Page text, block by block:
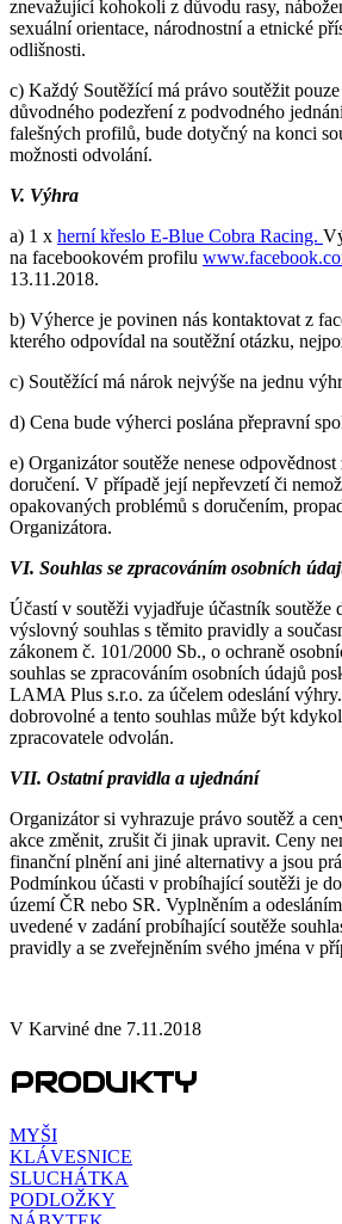
znevažující kohokoli z důvodu rasy,
sexuální orientace, národnostní a etnické
odlišnosti.
c) Každý Soutěžící má právo soutěžit
důvodného podezření z podvodného
falešných profilů, bude dotyčný na konci
možnosti odvolání.
V. Výhra
a) 1 x herní křeslo E-Blue Cobra Racing.
na facebookovém profilu
13.11.2018.
b) Výherce je povinen nás kontaktovat z
kterého odpovídal na soutěžní otázku,
c) Soutěžící má nárok nejvýše na jednu
d) Cena bude výherci poslána přepravní
e) Organizátor soutěže nenese
doručení. V případě její nepřevzetí či
opakovaných problémů s doručením,
Organizátora.
VI. Souhlas se zpracováním osobních
Účastí v soutěži vyjadřuje účastník soutěže
výslovný souhlas s těmito pravidly a
zákonem č. 101/2000 Sb., o ochraně
souhlas se zpracováním osobních údajů
LAMA Plus s.r.o. za účelem odeslání
dobrovolné a tento souhlas může být
zpracovatele odvolán.
VII. Ostatní pravidla a ujednání
Organizátor si vyhrazuje právo soutěž a
akce změnit, zrušit či jinak upravit. Ceny
finanční plnění ani jiné alternativy a jsou
Podmínkou účasti v probíhající soutěži je
území ČR nebo SR. Vyplněním a
uvedené v zadání probíhající soutěže
pravidly a se zveřejněním svého jména v
V Karviné dne 7.11.2018
PRODUKTY
MYŠI
KLÁVESNICE
SLUCHÁTKA
PODLOŽKY